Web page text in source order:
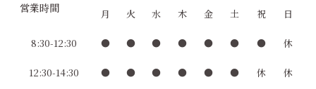
営業時間 月 火 水 木 金 土 祝 日
8:30-12:30 ● ● ● ● ● ● ● 休
12:30-14:30 ● ● ● ● ● ● 休 休